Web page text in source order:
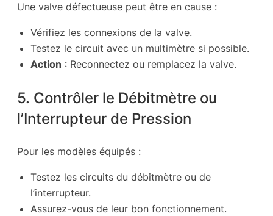
Une valve défectueuse peut être en cause :
Vérifiez les connexions de la valve.
Testez le circuit avec un multimètre si possible.
Action : Reconnectez ou remplacez la valve.
5. Contrôler le Débitmètre ou
l’Interrupteur de Pression
Pour les modèles équipés :
Testez les circuits du débitmètre ou de
l’interrupteur.
Assurez-vous de leur bon fonctionnement.